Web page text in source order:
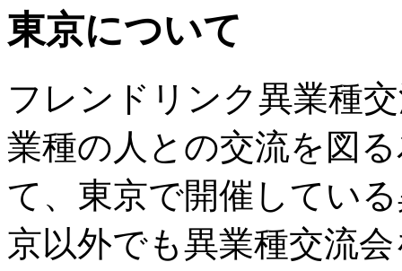
東京について
フレンドリンク異業種
業種の人との交流を図
て、東京で開催してい
京以外でも異業種交流